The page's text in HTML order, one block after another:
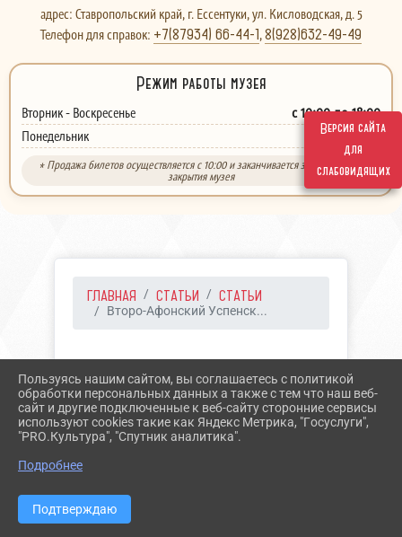
Версия сайта
для
слабовидящих
адрес: Ставропольский край, г. Ессентуки, ул. Кисловодская, д. 5
Телефон для справок: +7(87934) 66-44-1,8(928)632-49-49
Режим работы музея
Вторник - Воскресенье с 10:00 до 18:00
Понедельник выходной
* Продажа билетов осуществляется с 10:00 и заканчивается за 30 минут до
закрытия музея
ГЛАВНАЯ СТАТЬИ СТАТЬИ
Второ-Афонский Успенск...
ВТОРО-АФОНСКИЙ
УСПЕНСКИЙ МУЖСКОЙ
МОНАСТЫРЬ
Пользуясь нашим сайтом, вы соглашаетесь с политикой
обработки персональных данных а также с тем что наш веб-
сайт и другие подключенные к веб-сайту сторонние сервисы
используют cookies такие как Яндекс Метрика, "Госуслуги",
"PRO.Культура", "Спутник аналитика".
Подробнее
Подтверждаю